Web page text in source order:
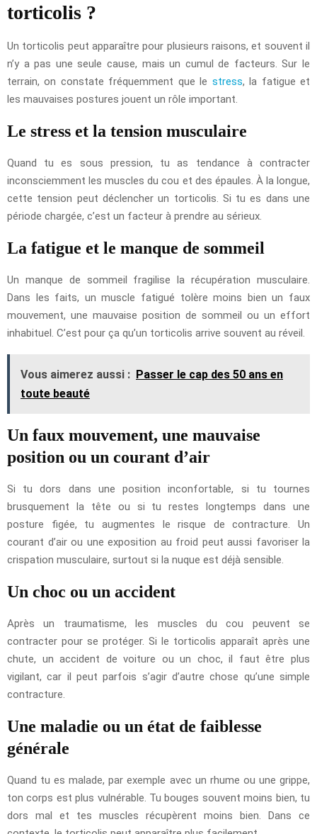
torticolis ?
Un torticolis peut apparaître pour plusieurs raisons, et souvent il
n’y a pas une seule cause, mais un cumul de facteurs. Sur le
terrain, on constate fréquemment que le stress, la fatigue et
les mauvaises postures jouent un rôle important.
Le stress et la tension musculaire
Quand tu es sous pression, tu as tendance à contracter
inconsciemment les muscles du cou et des épaules. À la longue,
cette tension peut déclencher un torticolis. Si tu es dans une
période chargée, c’est un facteur à prendre au sérieux.
La fatigue et le manque de sommeil
Un manque de sommeil fragilise la récupération musculaire.
Dans les faits, un muscle fatigué tolère moins bien un faux
mouvement, une mauvaise position de sommeil ou un effort
inhabituel. C’est pour ça qu’un torticolis arrive souvent au réveil.
Vous aimerez aussi : Passer le cap des 50 ans en
toute beauté
Un faux mouvement, une mauvaise
position ou un courant d’air
Si tu dors dans une position inconfortable, si tu tournes
brusquement la tête ou si tu restes longtemps dans une
posture figée, tu augmentes le risque de contracture. Un
courant d’air ou une exposition au froid peut aussi favoriser la
crispation musculaire, surtout si la nuque est déjà sensible.
Un choc ou un accident
Après un traumatisme, les muscles du cou peuvent se
contracter pour se protéger. Si le torticolis apparaît après une
chute, un accident de voiture ou un choc, il faut être plus
vigilant, car il peut parfois s’agir d’autre chose qu’une simple
contracture.
Une maladie ou un état de faiblesse
générale
Quand tu es malade, par exemple avec un rhume ou une grippe,
ton corps est plus vulnérable. Tu bouges souvent moins bien, tu
dors mal et tes muscles récupèrent moins bien. Dans ce